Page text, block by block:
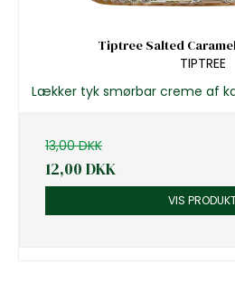
Tiptree Salted
TIPTREE
Lækker tyk smørbar creme af
13,00 DKK
12,00 DKK
VIS